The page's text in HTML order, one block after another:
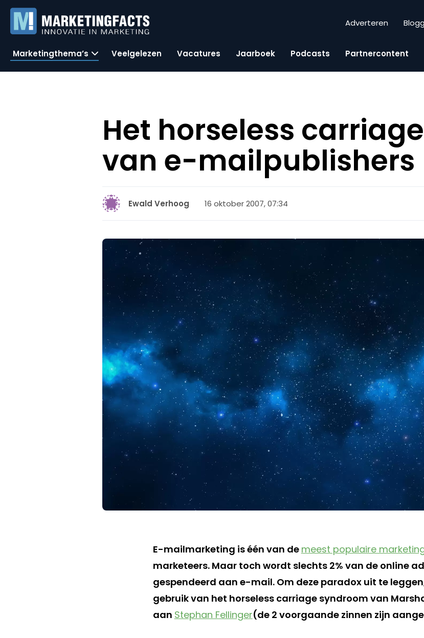
Adverteren
Marketingthema’s Veelgelezen Vacatures Jaarboek Podcasts Partnercontent
Het horseless
van e-mailpublishers
Ewald Verhoog 16 oktober 2007, 07:34
E-mailmarketing is één van de meest populaire
marketeers. Maar toch wordt slechts 2% van de online
gespendeerd aan e-mail. Om deze paradox uit te
gebruik van het horseless carriage syndroom van
aan Stephan Fellinger(de 2 voorgaande zinnen zijn